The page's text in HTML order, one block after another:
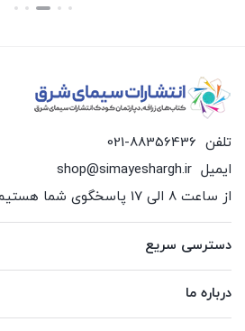
بستن
تلفن 021-88356436
ایمیل shop@simayeshargh.ir
از ساعت 8 الی 17 پاسخگوی شما هستیم.
دسترسی سریع
درباره ما